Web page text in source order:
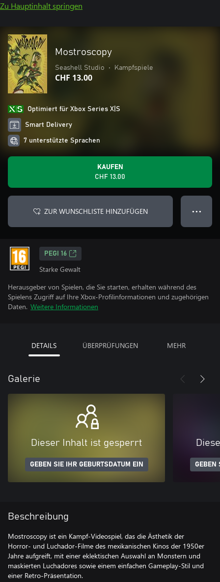
Zu Hauptinhalt springen
Mostroscopy
Seashell Studio • Kampfspiele
CHF 13.00
Optimiert für Xbox Series X|S
Smart Delivery
7 unterstützte Sprachen
KAUFEN
CHF 13.00
ZUR WUNSCHLISTE HINZUFÜGEN ● ● ●
PEGI 16
Starke Gewalt
Herausgeber von Spielen, die Sie starten, erhalten während des
Spielens Zugriff auf Ihre Xbox-Profilinformationen und zugehörigen
Daten. Weitere Informationen
DETAILS ÜBERPRÜFUNGEN MEHR
Galerie
Dieser Inhalt ist gesperrt
GEBEN SIE IHR GEBURTSDATUM EIN GEBEN
Beschreibung
Mostroscopy ist ein Kampf-Videospiel, das die Ästhetik der
Horror- und Luchador-Filme des mexikanischen Kinos der 1950er
Jahre aufgreift, mit einer eklektischen Auswahl an Monstern und
maskierten Luchadores sowie einem einfachen Gameplay-Stil und
einer Retro-Präsentation.